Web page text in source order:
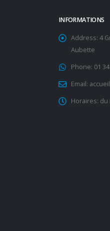
INFORMATIONS
Address: 4
Aubette
Phone: 01
Email:
Horaires: du